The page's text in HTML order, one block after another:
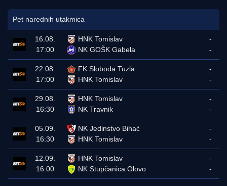
Pet narednih utakmica
16.08.
17:00
HNK Tomislav
NK GOŠK Gabela
-
-
22.08.
17:00
FK Sloboda Tuzla
HNK Tomislav
-
-
29.08.
16:30
HNK Tomislav
NK Travnik
-
-
05.09.
16:30
NK Jedinstvo Bihać
HNK Tomislav
-
-
12.09.
16:00
HNK Tomislav
NK Stupčanica Olovo
-
-